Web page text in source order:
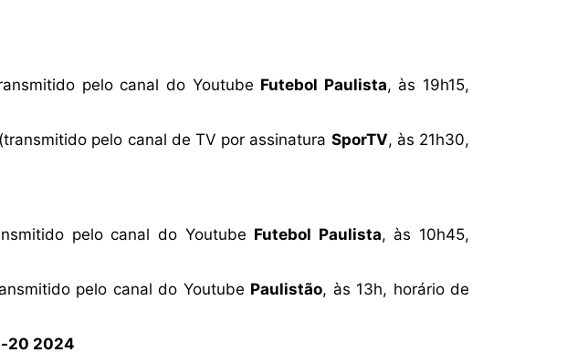
pelo canal do Youtube Futebol Paulista, às 19h15,
(transmitido pelo canal de TV por assinatura SporTV, às 21h30,
pelo canal do Youtube Futebol Paulista, às 10h45,
pelo canal do Youtube Paulistão, às 13h, horário de
20 2024